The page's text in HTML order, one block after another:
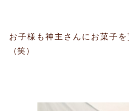
お子様も神主さんにお菓子を
（笑）